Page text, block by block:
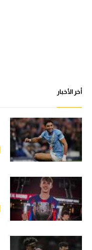
أخر الأخبار